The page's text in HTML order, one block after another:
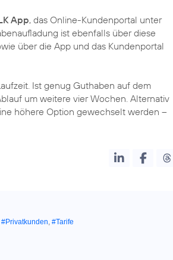
App, das Online-Kundenportal unter
ist ebenfalls über diese
über die App und das Kundenportal
Ist genug Guthaben auf dem
um weitere vier Wochen. Alternativ
höhere Option gewechselt werden –
#Privatkunden, #Tarife